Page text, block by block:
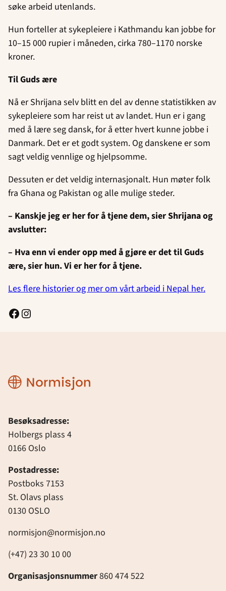
søke arbeid utenlands.
Hun forteller at sykepleiere i Kathmandu kan jobbe for
10–15 000 rupier i måneden, cirka 780–1170 norske
kroner.
Til Guds ære
Nå er Shrijana selv blitt en del av denne statistikken av
sykepleiere som har reist ut av landet. Hun er i gang
med å lære seg dansk, for å etter hvert kunne jobbe i
Danmark. Det er et godt system. Og danskene er som
sagt veldig vennlige og hjelpsomme.
Dessuten er det veldig internasjonalt. Hun møter folk
fra Ghana og Pakistan og alle mulige steder.
– Kanskje jeg er her for å tjene dem, sier Shrijana og
avslutter:
– Hva enn vi ender opp med å gjøre er det til Guds
ære, sier hun. Vi er her for å tjene.
Les flere historier og mer om vårt arbeid i Nepal her.
Facebook
Instagram
Normisjon
Besøksadresse:
Holbergs plass 4
0166 Oslo
Postadresse:
Postboks 7153
St. Olavs plass
0130 OSLO
normisjon@normisjon.no
(+47) 23 30 10 00
Organisasjonsnummer860 474 522